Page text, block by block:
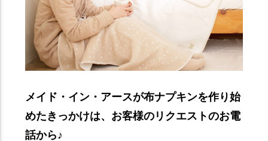
メイド・イン・アースが布ナプキンを作り始
めたきっかけは、お客様のリクエストのお電
話から♪